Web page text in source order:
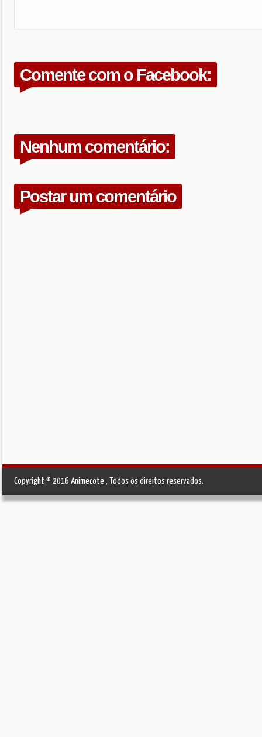
Comente com o Facebook:
Nenhum comentário:
Postar um comentário
Copyright © 2016 Animecote , Todos os direitos reservados.